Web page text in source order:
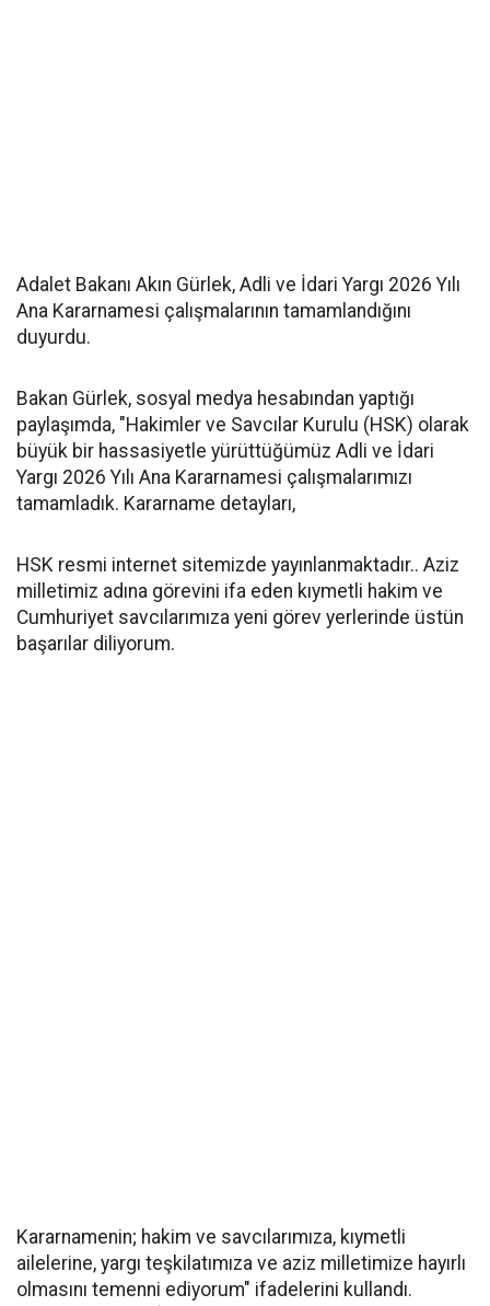
Adalet Bakanı Akın Gürlek, Adli ve İdari Yargı 2026 Yılı
Ana Kararnamesi çalışmalarının tamamlandığını
duyurdu.
Bakan Gürlek, sosyal medya hesabından yaptığı
paylaşımda, "Hakimler ve Savcılar Kurulu (HSK) olarak
büyük bir hassasiyetle yürüttüğümüz Adli ve İdari
Yargı 2026 Yılı Ana Kararnamesi çalışmalarımızı
tamamladık. Kararname detayları,
HSK resmi internet sitemizde yayınlanmaktadır.. Aziz
milletimiz adına görevini ifa eden kıymetli hakim ve
Cumhuriyet savcılarımıza yeni görev yerlerinde üstün
başarılar diliyorum.
Kararnamenin; hakim ve savcılarımıza, kıymetli
ailelerine, yargı teşkilatımıza ve aziz milletimize hayırlı
olmasını temenni ediyorum" ifadelerini kullandı.